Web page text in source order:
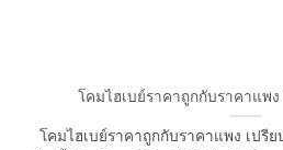
โคมไฮเบย์ราคาถูกกับราคาแพ
โคมไฮเบย์ราคาถูกกับราคาแพง เปรีย